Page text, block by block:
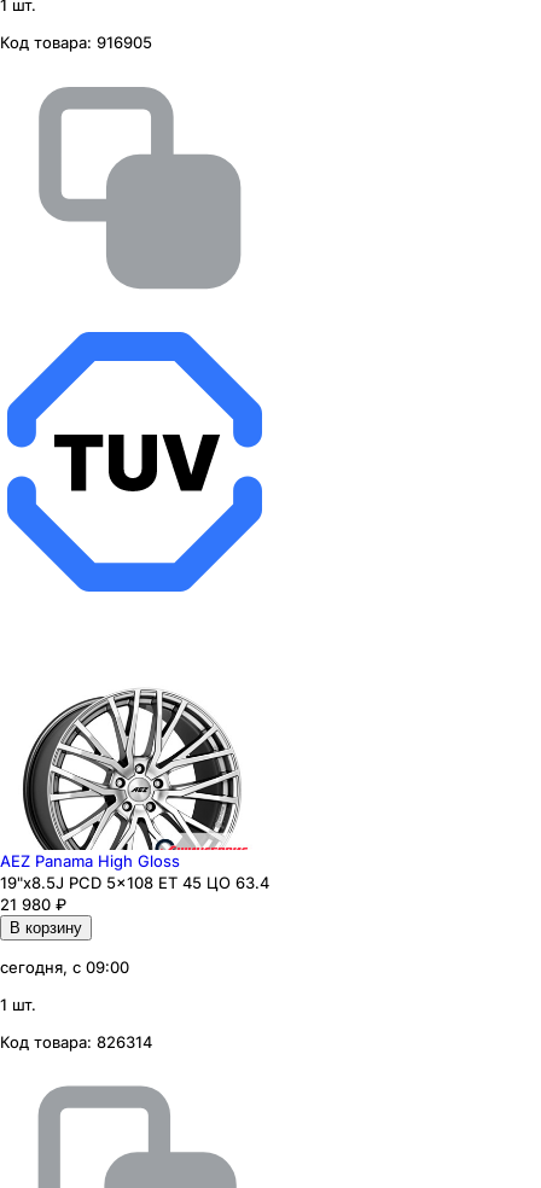
1 шт.
Код товара: 916905
AEZ Panama High Gloss
19"x8.5J PCD 5x108 ЕТ 45 ЦО 63.4
21 980 ₽
В корзину
сегодня, с 09:00
1 шт.
Код товара: 826314